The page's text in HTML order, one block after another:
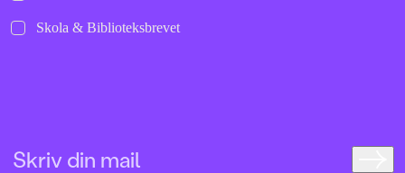
Skola & Biblioteksbrevet